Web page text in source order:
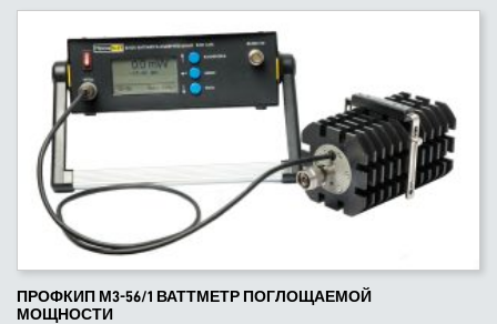
ПРОФКИП М3-56/1 ВАТТМЕТР ПОГЛОЩАЕМОЙ
МОЩНОСТИ